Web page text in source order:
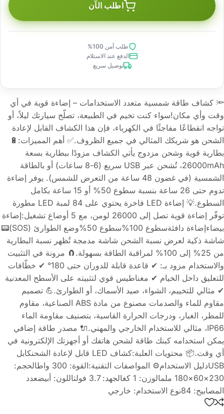
اطلب الآن
طلب آمن 100%
الدفع عند الاستلام
توصيل سريع
🔦 كشاف طاقة شمسية متعدد الاستخدامات – إضاءة قوية في أي
وقت وأي مكان!سواء كنت تخيم في الطبيعة، تصلّح سيارتك ليلاً، أو
تواجه انقطاعًا مفاجئًا في الكهرباء، فإن هذا الكشاف القابل لإعادة
الشحن هو شريكك المثالي في جميع الظروف.✅ أهم المميزات:🔋
بطارية قوية وشحن مزدوج يأتي الكشاف مزودًا ببطارية بسعة
26000mAh، تُشحن عبر USB سريع (6-8 ساعات) أو بالطاقة
الشمسية (في غضون 48 ساعة من التعرض للشمس). يوفر إضاءة
تدوم حتى 26 ساعة بنسبة سطوع 50% أو 15 ساعة بكامل
السطوع.💡 إضاءة LED فاخرة يحتوي على 84 لمبة LED مطورة
توفّر إضاءة قوية تصل إلى 26000 لومن، مع 5 أوضاع تشغيل:إضاءة
بيضاءإضاءة دافئةسطوع 100%سطوع 50%وضع الطوارئ (SOS)📟
شاشة ذكية لعرض نسبة الشحن شاشة مدمجة تُظهر نسبة البطارية
من 25% إلى 100% لمراقبة الطاقة بسهولة.🧲 مرونة في التثبيت
والاستخدام مزود بـ: ✔ قاعدة قابلة للدوران حتى 180° ✔ خطّافات
للتعليق داخل الخيام ✔ مغناطيس قوي لتثبيته على الأسطح المعدنية
✔ مثالي للتخييم، الشواء، صيد الأسماك، أو الطوارئ.💪 تصميم
مقاوم للماء والصدمات مصنوع من مادة ABS الصناعية، مقاوم
للمطر، الغبار، ودرجات الحرارة القاسية، بتصنيف مقاومة الماء
IP66، مثالي للاستخدام الخارجي والمهني.🔌 مصدر طاقة إضافي
يمكن استخدامه كبنك طاقة لشحن هاتفك أو أجهزتك الإلكترونية في
أي وقت.📦 محتويات العلبة:كشاف LED قابل لإعادة الشحنكابل
USBدليل الاستخدام⚙️ المواصفات التقنية:القوة: 300 واطالحجم:
230×60×180 ملمالوزن: 1 كغالجهد: 3.7 فولتاللون: أبيضعدد
المصابيح: 84نوع الاستخدام: خارجي